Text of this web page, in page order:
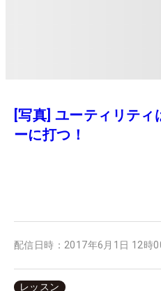
[写真] ユーティリティ
ーに打つ！
配信日時： 2017年6月1日 12時
レッスン